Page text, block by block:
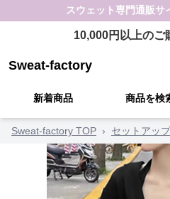
スウェット専門通販サ
10,000円以上のご
Sweat-factory
新着商品 商品を検
Sweat-factory TOP › セットアッ